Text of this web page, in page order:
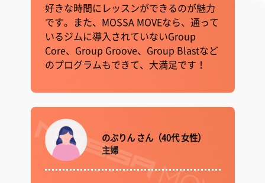
好きな時間にレッスンができるのが魅力
です。また、MOSSA MOVEなら、通って
いるジムに導入されていないGroup
Core、Group Groove、Group Blastなど
のプログラムもできて、大満足です！
のぶりん さん（40代 女性）
主婦